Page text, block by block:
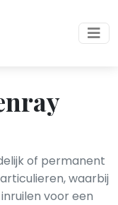
of permanent
waarbij
voor een